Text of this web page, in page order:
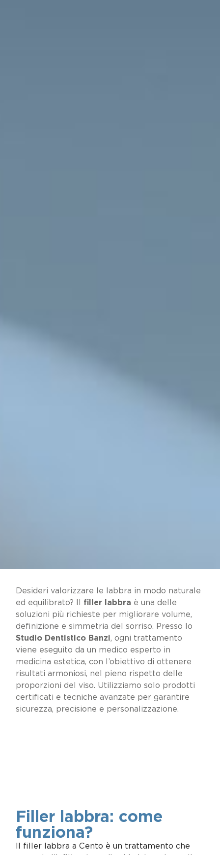
Desideri valorizzare le labbra in modo naturale
ed equilibrato? Il filler labbra è una delle
soluzioni più richieste per migliorare volume,
definizione e simmetria del sorriso. Presso lo
Studio Dentistico Banzi, ogni trattamento
viene eseguito da un medico esperto in
medicina estetica, con l’obiettivo di ottenere
risultati armoniosi, nel pieno rispetto delle
proporzioni del viso. Utilizziamo solo prodotti
certificati e tecniche avanzate per garantire
sicurezza, precisione e personalizzazione.
Filler labbra: come
funziona?
Il filler labbra a Cento è un trattamento che